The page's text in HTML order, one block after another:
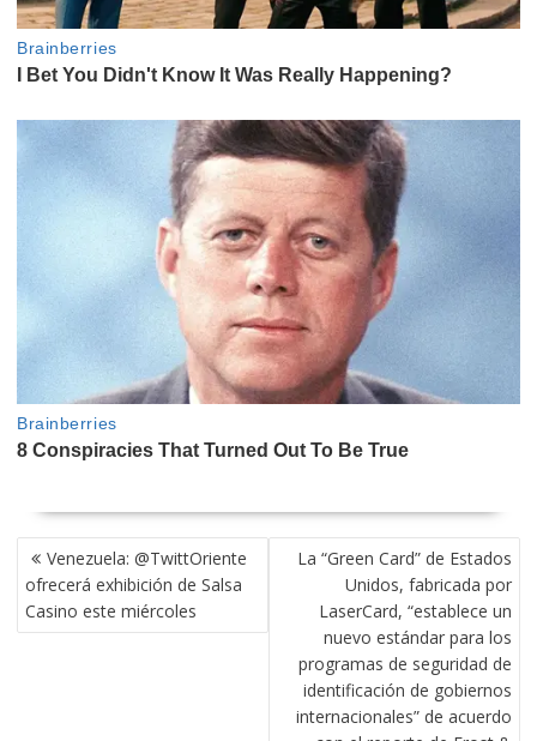
NAVEGACIÓN
DE
ENTRADAS
Venezuela: @TwittOriente
ofrecerá exhibición de Salsa
Casino este miércoles
La “Green Card” de Estados
Unidos, fabricada por
LaserCard, “establece un
nuevo estándar para los
programas de seguridad de
identificación de gobiernos
internacionales” de acuerdo